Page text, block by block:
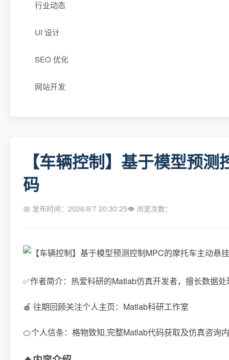
行业动态
UI 设计
SEO 优化
网站开发
【车辆控制】基于模型预
码
📅 发布时间：2026/8/7 20:30:25👁 浏览次数：
✅作者简介：热爱科研的Matlab仿真开发者，擅长数据
🍎 往期回顾关注个人主页：Matlab科研工作室
🍊个人信条：格物致知,完整Matlab代码获取及仿真咨询